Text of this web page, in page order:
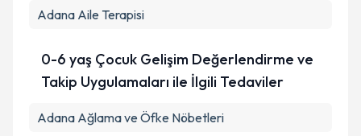
Adana Aile Terapisi
0-6 yaş Çocuk Gelişim Değerlendirme ve
Takip Uygulamaları ile İlgili Tedaviler
Adana Ağlama ve Öfke Nöbetleri